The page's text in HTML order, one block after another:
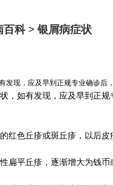
百科>银屑病症状
，应及早到正规专业确诊后
如有发现，应及早到正规
色丘疹或斑丘疹，以后皮
平丘疹，逐渐增大为钱币